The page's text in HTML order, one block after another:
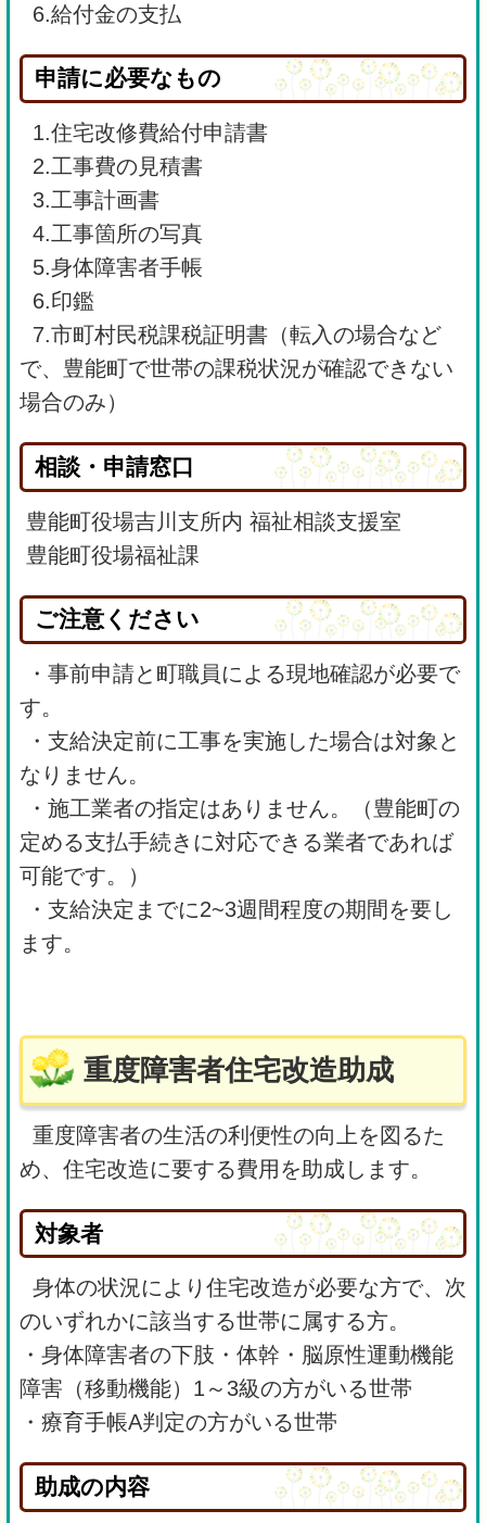
6.給付金の支払
申請に必要なもの
1.住宅改修費給付申請書
2.工事費の見積書
3.工事計画書
4.工事箇所の写真
5.身体障害者手帳
6.印鑑
7.市町村民税課税証明書（転入の場合など
で、豊能町で世帯の課税状況が確認できない
場合のみ）
相談・申請窓口
豊能町役場吉川支所内 福祉相談支援室
豊能町役場福祉課
ご注意ください
・事前申請と町職員による現地確認が必要で
す。
・支給決定前に工事を実施した場合は対象と
なりません。
・施工業者の指定はありません。（豊能町の
定める支払手続きに対応できる業者であれば
可能です。）
・支給決定までに2~3週間程度の期間を要し
ます。
重度障害者住宅改造助成
重度障害者の生活の利便性の向上を図るた
め、住宅改造に要する費用を助成します。
対象者
身体の状況により住宅改造が必要な方で、次
のいずれかに該当する世帯に属する方。
・身体障害者の下肢・体幹・脳原性運動機能
障害（移動機能）1～3級の方がいる世帯
・療育手帳A判定の方がいる世帯
助成の内容